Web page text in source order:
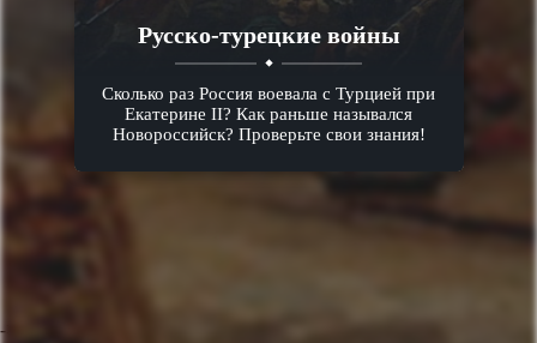
Русско-турецкие войны
Сколько раз Россия воевала с Турцией при
Екатерине II? Как раньше назывался
Новороссийск? Проверьте свои знания!
->